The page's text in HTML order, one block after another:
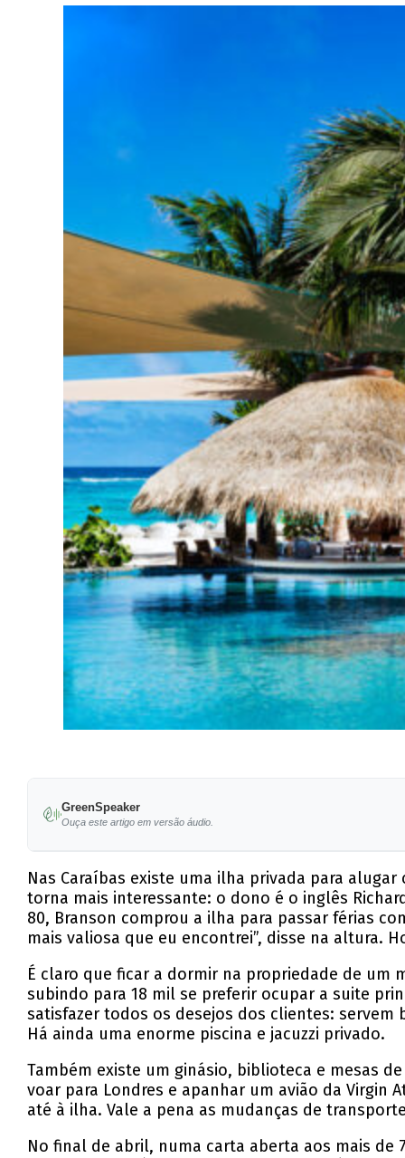
GreenSpeaker
Ouça este artigo em versão áudio.
Nas Caraíbas existe uma ilha privada para
torna mais interessante: o dono é o inglês
80, Branson comprou a ilha para passar férias
mais valiosa que eu encontrei”, disse na altura.
É claro que ficar a dormir na propriedade de um
subindo para 18 mil se preferir ocupar a suite
satisfazer todos os desejos dos clientes: servem
Há ainda uma enorme piscina e jacuzzi privado.
Também existe um ginásio, biblioteca e mesas
voar para Londres e apanhar um avião da
até à ilha. Vale a pena as mudanças de
No final de abril, numa carta aberta aos mais de